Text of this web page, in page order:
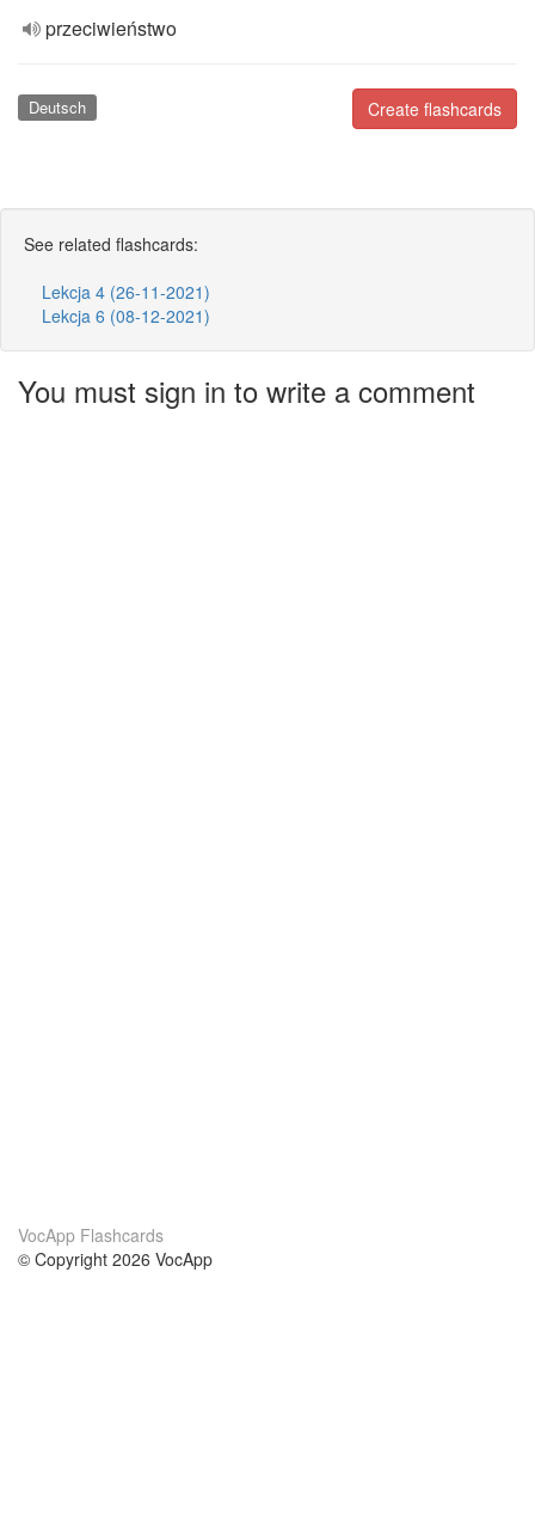
przeciwieństwo
Create flashcards
Deutsch
See related flashcards:
Lekcja 4 (26-11-2021)
Lekcja 6 (08-12-2021)
You must sign in to write a comment
VocApp Flashcards
© Copyright 2026 VocApp